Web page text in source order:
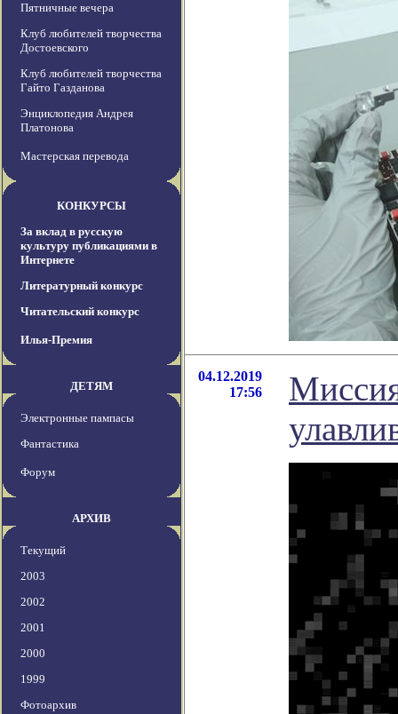
Пятничные вечера
Клуб любителей творчества
Достоевского
Клуб любителей творчества
Гайто Газданова
Энциклопедия Андрея
Платонова
Мастерская перевода
КОНКУРСЫ
За вклад в русскую
культуру публикациями в
Интернете
Литературный конкурс
Читательский конкурс
Илья-Премия
ДЕТЯМ
Электронные пампасы
Фантастика
Форум
АРХИВ
Текущий
2003
2002
2001
2000
1999
Фотоархив
04.12.2019
17:56